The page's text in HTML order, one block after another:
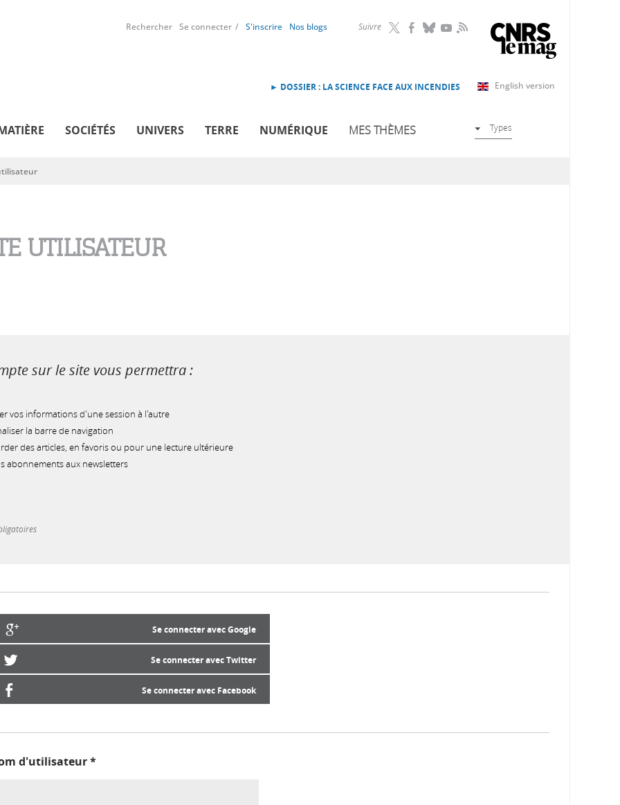
Suivre RSS
Rechercher Se connecter S'inscrire Nos blogs
English version
► DOSSIER : LA SCIENCE FACE AUX INCENDIES
SOCIÉTÉS UNIVERS TERRE NUMÉRIQUE MES THÈMES Types
UTILISATEUR
sur le site vous permettra :
vos informations d'une session à l'autre
la barre de navigation
des articles, en favoris ou pour une lecture ultérieure
abonnements aux newsletters
Se connecter avec Google
Se connecter avec Twitter
Se connecter avec Facebook
d'utilisateur*